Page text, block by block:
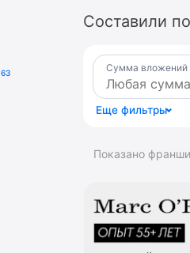
63
Составили
Сумма вложений
Еще фильтры
Показано